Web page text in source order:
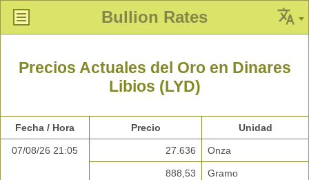
Bullion Rates
Precios Actuales del Oro en Dinares
Libios (LYD)
Fecha / Hora Precio Unidad
07/08/26 21:05 27.636 Onza
888,53 Gramo